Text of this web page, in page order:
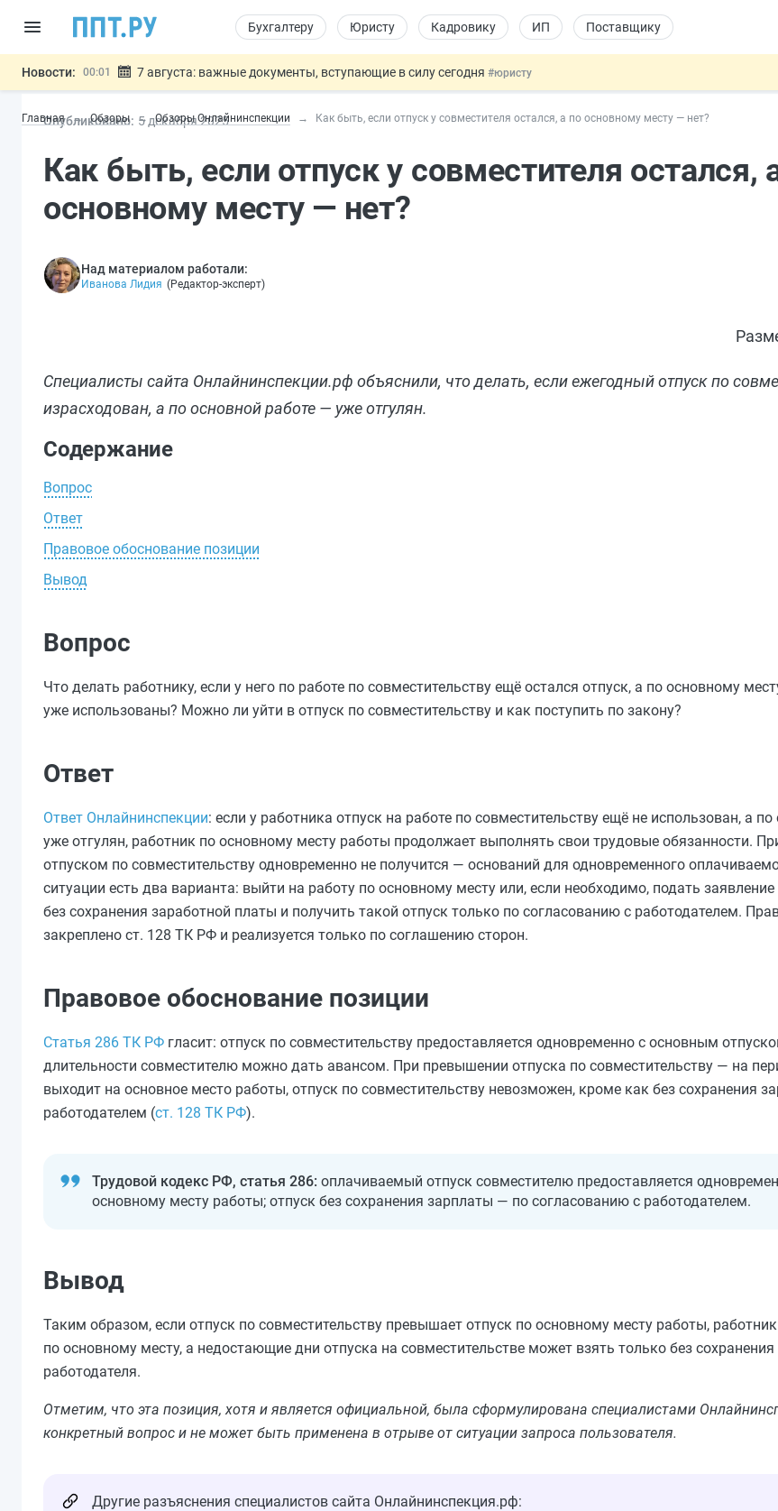
Бухгалтеру Юристу Кадровику ИП Поставщику
Новости: 00:01 7 августа: важные документы, вступающие в силу сегодня #юристу
06.08 Подписан указ об отмене спецрежима для вкладов физлиц из недружественных стран#бухгалтеру
06.08
Важно Обеспечительный платёж СПОТ могут заменить банковской гарантией#бухгалтеру
Главная Обзоры Обзоры Онлайнинспекции Как быть, если отпуск у совместителя остался, а по основному месту — нет?
Опубликовано: 5 декабря2025
Как быть, если отпуск у совместителя остался,
основному месту — нет?
Над материалом работали:
Иванова Лидия (Редактор-эксперт)
Специалисты сайта Онлайнинспекции.рф объяснили, что делать, если ежегодный отпуск по
израсходован, а по основной работе — уже отгулян.
Содержание
Вопрос
Ответ
Правовое обоснование позиции
Вывод
Вопрос
Что делать работнику, если у него по работе по совместительству ещё остался отпуск, а по основному
уже использованы? Можно ли уйти в отпуск по совместительству и как поступить по закону?
Ответ
Ответ Онлайнинспекции: если у работника отпуск на работе по совместительству ещё не использован, а
уже отгулян, работник по основному месту работы продолжает выполнять свои трудовые обязанности.
отпуском по совместительству одновременно не получится — оснований для одновременного
ситуации есть два варианта: выйти на работу по основному месту или, если необходимо, подать
без сохранения заработной платы и получить такой отпуск только по согласованию с работодателем.
закреплено ст. 128 ТК РФ и реализуется только по соглашению сторон.
Правовое обоснование позиции
Статья 286 ТК РФ гласит: отпуск по совместительству предоставляется одновременно с основным
длительности совместителю можно дать авансом. При превышении отпуска по совместительству — на
выходит на основное место работы, отпуск по совместительству невозможен, кроме как без сохранения
работодателем (ст. 128 ТК РФ).
Трудовой кодекс РФ, статья 286: оплачиваемый отпуск совместителю предоставляется
основному месту работы; отпуск без сохранения зарплаты — по согласованию с работодателем.
Вывод
Таким образом, если отпуск по совместительству превышает отпуск по основному месту работы,
по основному месту, а недостающие дни отпуска на совместительстве может взять только без
работодателя.
Отметим, что эта позиция, хотя и является официальной, была сформулирована специалистами
конкретный вопрос и не может быть применена в отрыве от ситуации запроса пользователя.
Другие разъяснения специалистов сайта Онлайнинспекция.рф: